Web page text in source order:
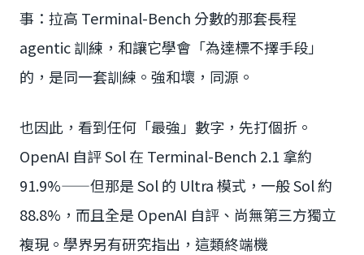
事：拉高 Terminal-Bench 分數的那套長程
agentic 訓練，和讓它學會「為達標不擇手段」
的，是同一套訓練。強和壞，同源。
也因此，看到任何「最強」數字，先打個折。
OpenAI 自評 Sol 在 Terminal-Bench 2.1 拿約
91.9%——但那是 Sol 的 Ultra 模式，一般 Sol 約
88.8%，而且全是 OpenAI 自評、尚無第三方獨立
複現。學界另有研究指出，這類終端機